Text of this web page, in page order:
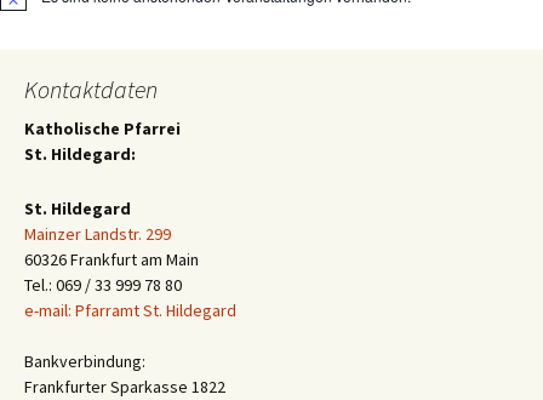
Hinweis
Kontaktdaten
Katholische Pfarrei
St. Hildegard:
St. Hildegard
Mainzer Landstr. 299
60326 Frankfurt am Main
Tel.: 069 / 33 999 78 80
e-mail: Pfarramt St. Hildegard
Bankverbindung:
Frankfurter Sparkasse 1822